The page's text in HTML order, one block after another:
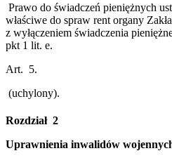
Prawo do świadczeń pieniężnych
właściwe do spraw rent organy
z wyłączeniem świadczenia
pkt 1 lit. e.
Art. 5.
(uchylony).
Rozdział 2
Uprawnienia inwalidów